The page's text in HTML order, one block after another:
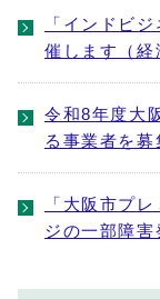
「インドビ
催します（経
令和8年度大
る事業者を募
「大阪市プ
ジの一部障害